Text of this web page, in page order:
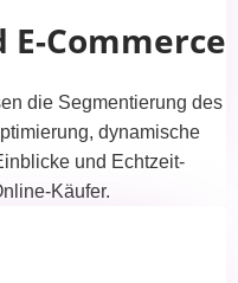
E-Commerce
die Segmentierung des
dynamische
und Echtzeit-
Käufer.